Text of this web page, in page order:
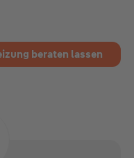
beraten lassen